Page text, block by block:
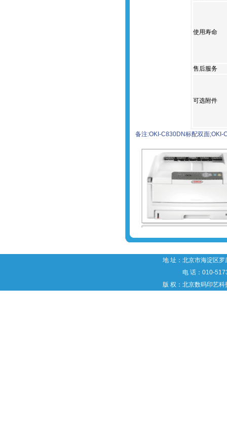
使用寿命
售后服务
可选附件
备注:OKI-C830DN标配双面;OKI-
地 址：北京市海淀区
电 话：010-
版 权：北京数码印艺